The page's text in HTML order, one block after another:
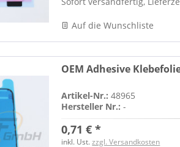
Auf die Wunschliste
OEM Adhesive
Artikel-Nr.:48965
Hersteller Nr.:-
0,71 € *
inkl. Ust.zzgl. Versandkosten